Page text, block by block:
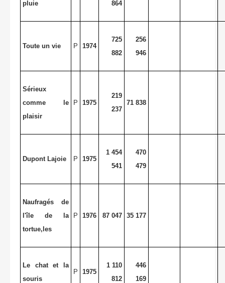
pluie
864
Toute un vie P 1974
725
882
256
946
Sérieux
comme le
plaisir
P 1975
219
237
71 838
Dupont Lajoie P 1975
1 454
541
470
479
Naufragés de
l'île de la
tortue,les
P 1976 87 047 35 177
Le chat et la
souris
P 1975
1 110
812
446
169